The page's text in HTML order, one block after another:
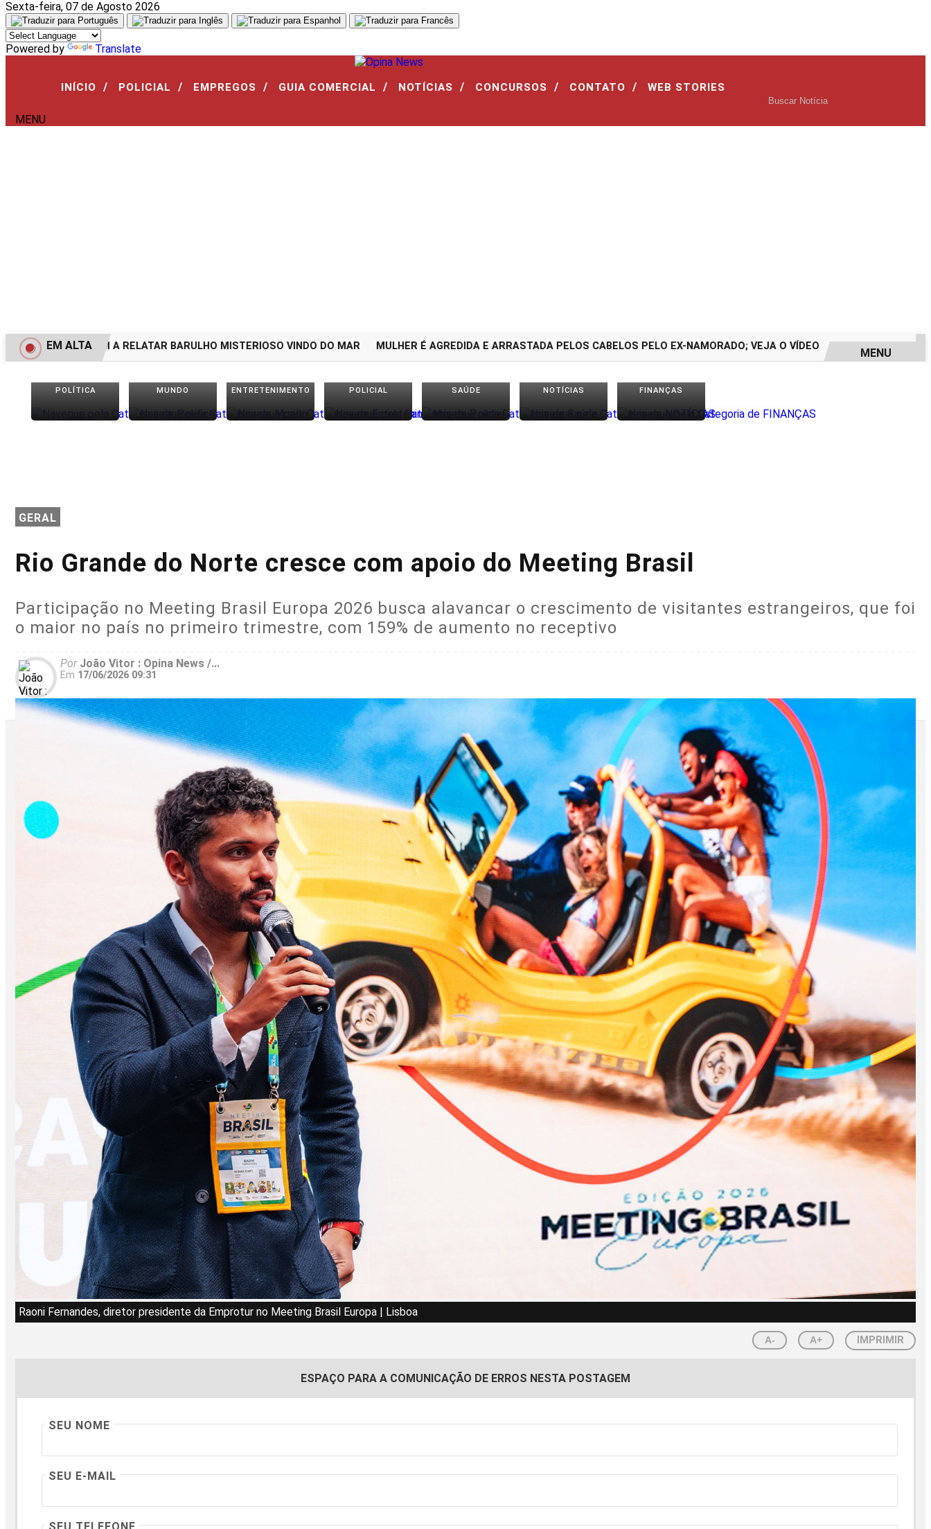
Aguarde, carregando...
Sexta-feira, 07 de Agosto 2026
Powered by Translate
INÍCIO / POLICIAL / EMPREGOS / GUIA COMERCIAL / NOTÍCIAS / CONCURSOS / CONTATO / WEB STORIES
MENU
SANTOS VOLTAM A RELATAR BARULHO MISTERIOSO VINDO DO MAR MULHER É AGREDIDA E ARRASTADA PELOS CABELOS PELO EX-NAMORADO; VEJA O VÍDEO ASSASSINATO DE
EM ALTA
MENU
POLÍTICA MUNDO ENTRETENIMENTO POLICIAL SAÚDE NOTÍCIAS FINANÇAS
GERAL
Rio Grande do Norte cresce com apoio do Meeting Brasil
Participação no Meeting Brasil Europa 2026 busca alavancar o crescimento de visitantes estrangeiros, que foi
o maior no país no primeiro trimestre, com 159% de aumento no receptivo
PorJoão Vitor : Opina News /...
Em 17/06/2026 09:31
Raoni Fernandes, diretor presidente da Emprotur no Meeting Brasil Europa | Lisboa
A- A+ IMPRIMIR
ESPAÇO PARA A COMUNICAÇÃO DE ERROS NESTA POSTAGEM
SEU NOME
SEU E-MAIL
SEU TELEFONE